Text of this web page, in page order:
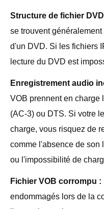
Structure de fichier
se trouvent
d'un DVD. Si les fichiers
lecture du DVD est
Enregistrement audio
VOB prennent en charge
(AC-3) ou DTS. Si votre
charge, vous risquez de
comme l'absence de son
ou l'impossibilité de
Fichier VOB corrompu :
endommagés lors de la